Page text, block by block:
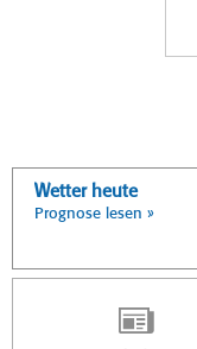
Wetter heute
Prognose lesen »